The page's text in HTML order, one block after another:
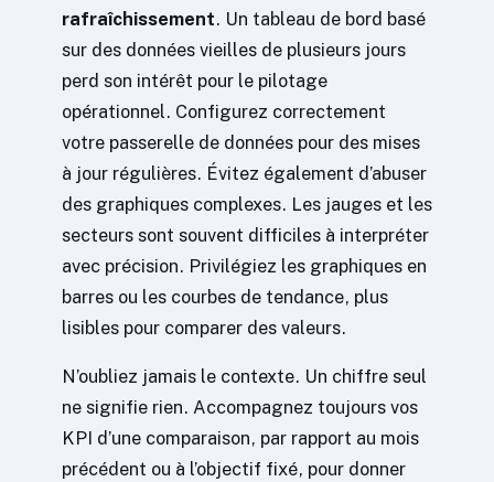
rafraîchissement. Un tableau de bord basé
sur des données vieilles de plusieurs jours
perd son intérêt pour le pilotage
opérationnel. Configurez correctement
votre passerelle de données pour des mises
à jour régulières. Évitez également d’abuser
des graphiques complexes. Les jauges et les
secteurs sont souvent difficiles à interpréter
avec précision. Privilégiez les graphiques en
barres ou les courbes de tendance, plus
lisibles pour comparer des valeurs.
N’oubliez jamais le contexte. Un chiffre seul
ne signifie rien. Accompagnez toujours vos
KPI d’une comparaison, par rapport au mois
précédent ou à l’objectif fixé, pour donner